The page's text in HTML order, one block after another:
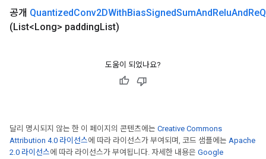
공개 QuantizedConv2DWithBiasSignedSumAndReluAndRe
(List<Long> paddingList)
도움이 되었나요?
달리 명시되지 않는 한 이 페이지의 콘텐츠에는 Creative Commons
Attribution 4.0 라이선스에 따라 라이선스가 부여되며, 코드 샘플에는 Apache
2.0 라이선스에 따라 라이선스가 부여됩니다. 자세한 내용은 Google